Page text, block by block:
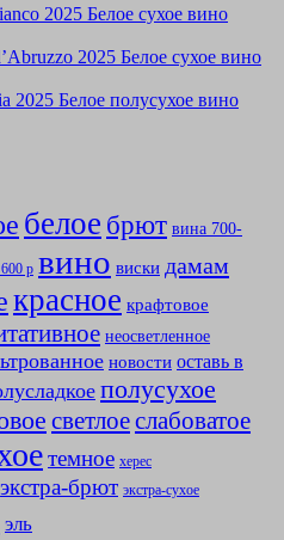
2025 Белое сухое вино
2025 Белое сухое вино
2025 Белое полусухое вино
белое брют вина 700-
р вино виски дамам
красное крафтовое
неосветленное
новости оставь в
полусухое
светлоеслабоватое
темное херес
экстра-брют экстра-сухое
эль